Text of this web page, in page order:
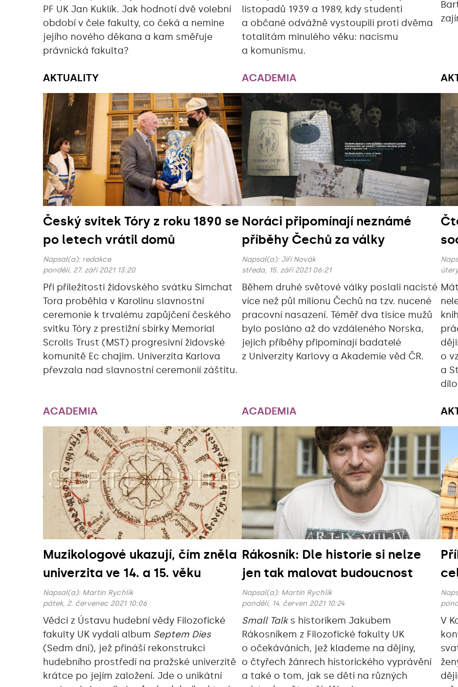
PF UK Jan Kuklík. Jak hodnotí dvě volební
období v čele fakulty, co čeká a nemine
jejího nového děkana a kam směřuje
právnická fakulta?
listopadů 1939 a 1989, kdy studenti
a občané odvážně vystoupili proti dvěma
totalitám minulého věku: nacismu
a komunismu.
AKTUALITY
Český svitek Tóry z roku 1890 se
po letech vrátil domů
Napsal(a): redakce
pondělí, 27. září 2021 13:20
Při příležitosti židovského svátku Simchat
Tora proběhla v Karolinu slavnostní
ceremonie k trvalému zapůjčení českého
svitku Tóry z prestižní sbírky Memorial
Scrolls Trust (MST) progresivní židovské
komunitě Ec chajim. Univerzita Karlova
převzala nad slavnostní ceremonií záštitu.
ACADEMIA
Noráci připomínají neznámé
příběhy Čechů za války
Napsal(a): Jiří Novák
středa, 15. září 2021 06:21
Během druhé světové války poslali nacisté
více než půl milionu Čechů na tzv. nucené
pracovní nasazení. Téměř dva tisíce mužů
bylo posláno až do vzdáleného Norska,
jejich příběhy připomínají badatelé
z Univerzity Karlovy a Akademie věd ČR.
o
a
ACADEMIA
Muzikologové ukazují, čím zněla
univerzita ve 14. a 15. věku
Napsal(a): Martin Rychlík
pátek, 2. červenec 2021 10:06
Vědci z Ústavu hudební vědy Filozofické
fakulty UK vydali album Septem Dies
(Sedm dní), jež přináší rekonstrukci
hudebního prostředí na pražské univerzitě
krátce po jejím založení. Jde o unikátní
ACADEMIA
Rákosník: Dle historie si nelze
jen tak malovat budoucnost
Napsal(a): Martin Rychlík
pondělí, 14. červen 2021 10:24
Small Talks historikem Jakubem
Rákosníkem z Filozofické fakulty UK
o očekáváních, jež klademe na dějiny,
o čtyřech žánrech historického vyprávění
a také o tom, jak se děti na různých
V